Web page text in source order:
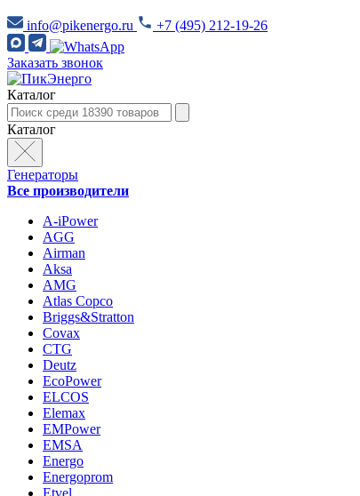
info@pikenergo.ru +7 (495) 212-19-26
Заказать звонок
Каталог
Каталог
Генераторы
Все производители
A-iPower
AGG
Airman
Aksa
AMG
Atlas Copco
Briggs&Stratton
Covax
CTG
Deutz
EcoPower
ELCOS
Elemax
EMPower
EMSA
Energo
Energoprom
Etvel